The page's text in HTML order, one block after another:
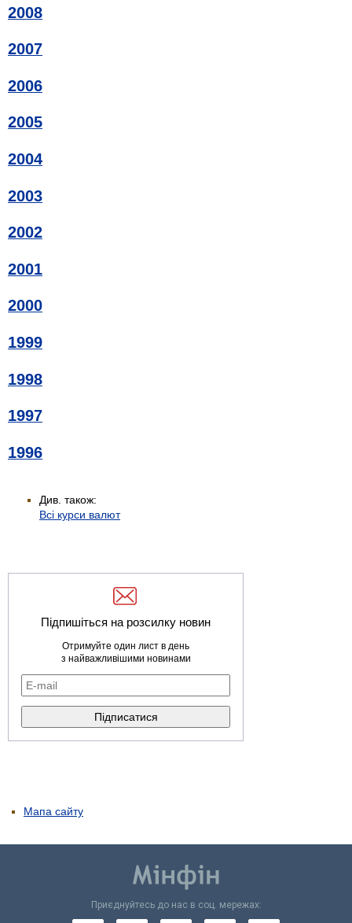
2008
2007
2006
2005
2004
2003
2002
2001
2000
1999
1998
1997
1996
Див. також:
Всі курси валют
Підпишіться на розсилку новин
Отримуйте один лист в день
з найважливішими новинами
Мапа сайту
Приєднуйтесь до нас в соц. мережах: